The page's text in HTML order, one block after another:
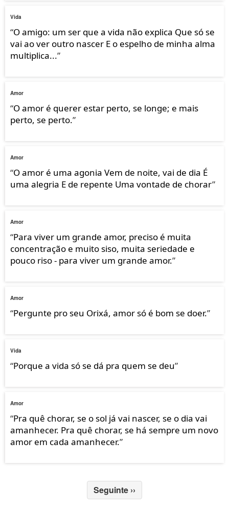
Vida
“O amigo: um ser que a vida não explica Que só se
vai ao ver outro nascer E o espelho de minha alma
multiplica...”
Amor
“O amor é querer estar perto, se longe; e mais
perto, se perto.”
Amor
“O amor é uma agonia Vem de noite, vai de dia É
uma alegria E de repente Uma vontade de chorar”
Amor
“Para viver um grande amor, preciso é muita
concentração e muito siso, muita seriedade e
pouco riso - para viver um grande amor.”
Amor
“Pergunte pro seu Orixá, amor só é bom se doer.”
Vida
“Porque a vida só se dá pra quem se deu”
Amor
“Pra quê chorar, se o sol já vai nascer, se o dia vai
amanhecer. Pra quê chorar, se há sempre um novo
amor em cada amanhecer.”
Seguinte ››